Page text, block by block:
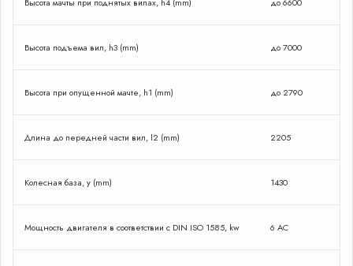
Высота подъема вил, h3 (mm) до 7000
Высота при опущенной мачте, h1 (mm) до 2790
Длина до передней части вил, l2 (mm) 2205
Колесная база, y (mm) 1430
Мощность двигателя в соответствии с DIN ISO 1585, kw 6 AC